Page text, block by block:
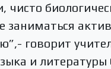
чисто
заниматься
говорит
и литературы